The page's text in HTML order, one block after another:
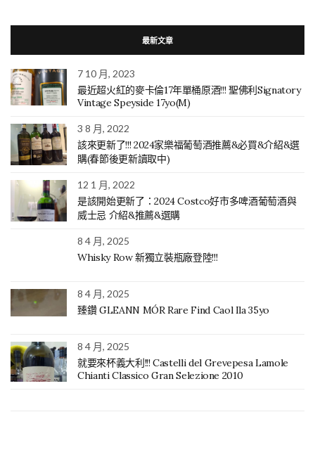
最新文章
7 10 月, 2023
最近超火紅的麥卡倫17年單桶原酒!!! 聖佛利Signatory
Vintage Speyside 17yo(M)
3 8 月, 2022
該來更新了!!! 2024家樂福葡萄酒推薦&必買&介紹&選
購(春節後更新讀取中)
12 1 月, 2022
是該開始更新了：2024 Costco好市多啤酒葡萄酒與
威士忌 介紹&推薦&選購
8 4 月, 2025
Whisky Row 新獨立裝瓶廠登陸!!!
8 4 月, 2025
臻鑽 GLEANN MÓR Rare Find Caol Ila 35yo
8 4 月, 2025
就要來杯義大利!!! Castelli del Grevepesa Lamole
Chianti Classico Gran Selezione 2010